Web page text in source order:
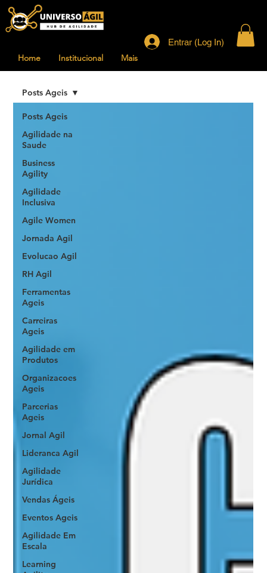
Home Institucional Mais
Entrar (Log In)
Posts Ageis
Agilidade na
Saude
Business
Agility
Agilidade
Inclusiva
Agile Women
Jornada Agil
Evolucao Agil
RH Agil
Ferramentas
Ageis
Carreiras
Ageis
Agilidade em
Produtos
Organizacoes
Ageis
Parcerias
Ageis
Jornal Agil
Lideranca Agil
Agilidade
Jurídica
Vendas Ágeis
Eventos Ageis
Agilidade Em
Escala
Learning
Posts Ageis